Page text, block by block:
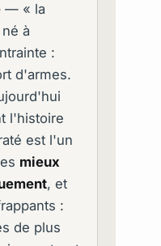
— « la
à
:
d'armes.
l'histoire
est l'un
mieux
, et
:
de plus